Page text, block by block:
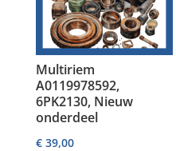
Multiriem
A0119978592,
6PK2130, Nieuw
onderdeel
€39,00